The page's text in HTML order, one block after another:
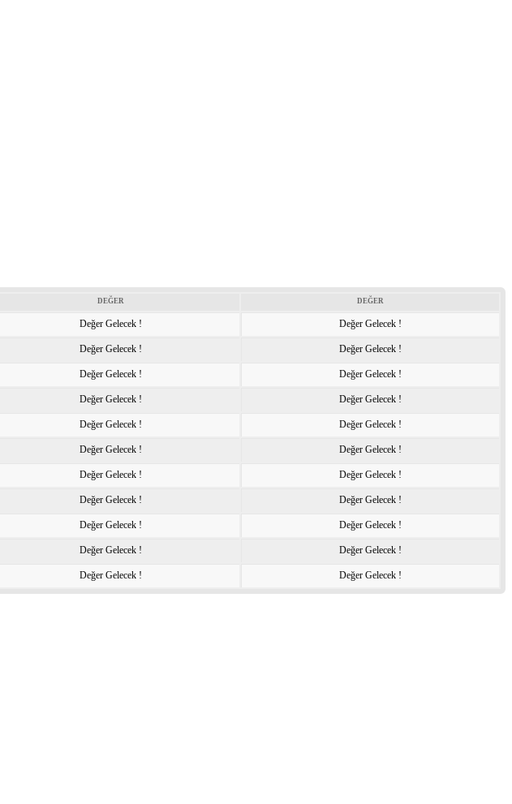
DEĞER DEĞER
Değer Gelecek ! Değer Gelecek !
Değer Gelecek ! Değer Gelecek !
Değer Gelecek ! Değer Gelecek !
Değer Gelecek ! Değer Gelecek !
Değer Gelecek ! Değer Gelecek !
Değer Gelecek ! Değer Gelecek !
Değer Gelecek ! Değer Gelecek !
Değer Gelecek ! Değer Gelecek !
Değer Gelecek ! Değer Gelecek !
Değer Gelecek ! Değer Gelecek !
Değer Gelecek ! Değer Gelecek !